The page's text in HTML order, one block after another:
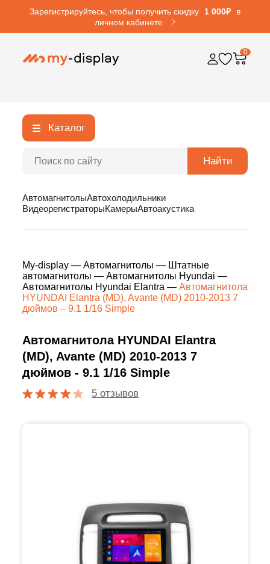
Зарегистрируйтесь, чтобы получить скидку 1 000₽
в
личном кабинете
0
Каталог
Найти
АвтомагнитолыАвтохолодильники
ВидеорегистраторыКамерыАвтоакустика
My-display — Автомагнитолы — Штатные
автомагнитолы — Автомагнитолы Hyundai —
Автомагнитолы Hyundai Elantra — Автомагнитола
HYUNDAI Elantra (MD), Avante (MD) 2010-2013 7
дюймов – 9.1 1/16 Simple
Автомагнитола HYUNDAI Elantra
(MD), Avante (MD) 2010-2013 7
дюймов - 9.1 1/16 Simple
5 отзывов